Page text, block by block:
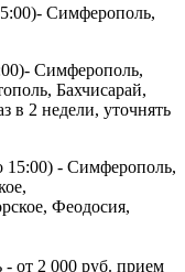
Симферополь,
Симферополь,
Бахчисарай,
в 2 недели, уточнять
- Симферополь,
Феодосия,
- от 2 000 руб. прием